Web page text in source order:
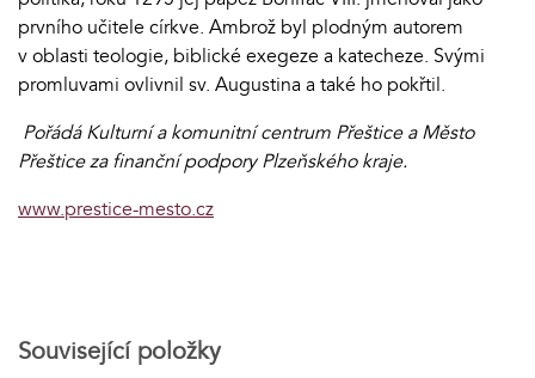
prvního učitele církve. Ambrož byl plodným autorem
v oblasti teologie, biblické exegeze a katecheze. Svými
promluvami ovlivnil sv. Augustina a také ho pokřtil.
Pořádá Kulturní a komunitní centrum Přeštice a Město
Přeštice za finanční podpory Plzeňského kraje.
www.prestice-mesto.cz
Související položky